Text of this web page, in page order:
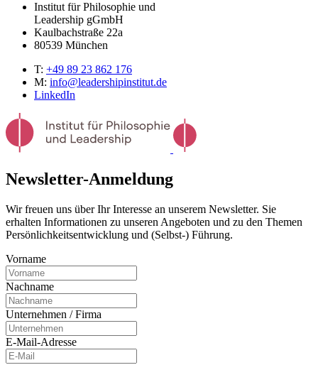
Institut für Philosophie und
Leadership gGmbH
Kaulbachstraße 22a
80539 München
T: +49 89 23 862 176
M: info@leadershipinstitut.de
LinkedIn
Newsletter-Anmeldung
Wir freuen uns über Ihr Interesse an unserem Newsletter. Sie
erhalten Informationen zu unseren Angeboten und zu den Themen
Persönlichkeitsentwicklung und (Selbst-) Führung.
Vorname
Nachname
Unternehmen / Firma
E-Mail-Adresse